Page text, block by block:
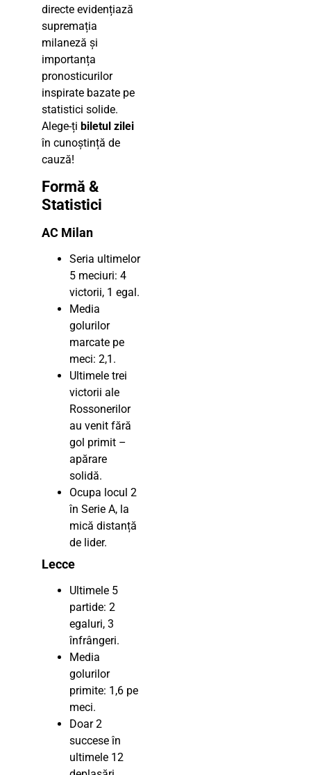
directe evidențiază
supremația
milaneză și
importanța
pronosticurilor
inspirate bazate pe
statistici solide.
Alege-ți biletul zilei
în cunoștință de
cauză!
Formă &
Statistici
AC Milan
Seria ultimelor
5 meciuri: 4
victorii, 1 egal.
Media
golurilor
marcate pe
meci: 2,1.
Ultimele trei
victorii ale
Rossonerilor
au venit fără
gol primit –
apărare
solidă.
Ocupa locul 2
în Serie A, la
mică distanță
de lider.
Lecce
Ultimele 5
partide: 2
egaluri, 3
înfrângeri.
Media
golurilor
primite: 1,6 pe
meci.
Doar 2
succese în
ultimele 12